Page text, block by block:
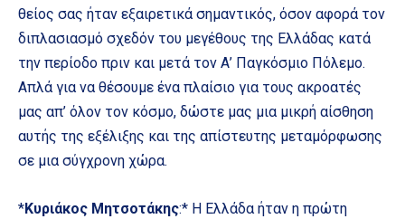
θείος σας ήταν εξαιρετικά σημαντικός, όσον αφορά τον
διπλασιασμό σχεδόν του μεγέθους της Ελλάδας κατά
την περίοδο πριν και μετά τον Α’ Παγκόσμιο Πόλεμο.
Απλά για να θέσουμε ένα πλαίσιο για τους ακροατές
μας απ’ όλον τον κόσμο, δώστε μας μια μικρή αίσθηση
αυτής της εξέλιξης και της απίστευτης μεταμόρφωσης
σε μια σύγχρονη χώρα.
*Κυριάκος Μητσοτάκης:* Η Ελλάδα ήταν η πρώτη